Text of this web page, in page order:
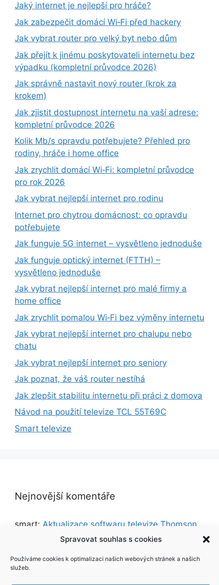
Jaký internet je nejlepší pro hráče?
Jak zabezpečit domácí Wi‑Fi před hackery
Jak vybrat router pro velký byt nebo dům
Jak přejít k jinému poskytovateli internetu bez
výpadku (kompletní průvodce 2026)
Jak správně nastavit nový router (krok za
krokem)
Jak zjistit dostupnost internetu na vaší adrese:
kompletní průvodce 2026
Kolik Mb/s opravdu potřebujete? Přehled pro
rodiny, hráče i home office
Jak zrychlit domácí Wi‑Fi: kompletní průvodce
pro rok 2026
Jak vybrat nejlepší internet pro rodinu
Internet pro chytrou domácnost: co opravdu
potřebujete
Jak funguje 5G internet – vysvětleno jednoduše
Jak funguje optický internet (FTTH) –
vysvětleno jednoduše
Jak vybrat nejlepší internet pro malé firmy a
home office
Jak zrychlit pomalou Wi‑Fi bez výměny internetu
Jak vybrat nejlepší internet pro chalupu nebo
chatu
Jak vybrat nejlepší internet pro seniory
Jak poznat, že váš router nestíhá
Jak zlepšit stabilitu internetu při práci z domova
Návod na použití televize TCL 55T69C
Smart televize
Nejnovější komentáře
smart: Aktualizace softwaru televize Thomson
Thomson 32HD5506
Spravovat souhlas s cookies
Používáme cookies k optimalizaci našich webových stránek a našich
služeb.